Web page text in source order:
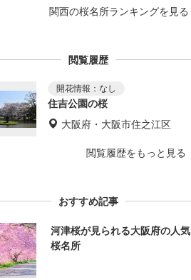
関西の桜名所ランキングを見る
閲覧履歴
住吉公園の桜
大阪府・大阪市住之江区
閲覧履歴をもっと見る
おすすめ記事
河津桜が見られる大阪府の人気
桜名所